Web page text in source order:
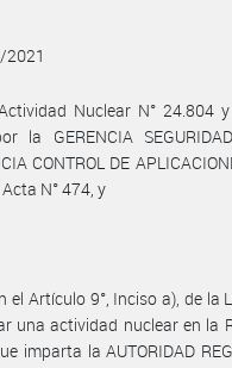
2021
Nuclear N° 24.804
GERENCIA
CONTROL DE
N° 474, y
Artículo 9°, Inciso a), de la
una actividad nuclear en la
imparta la AUTORIDAD